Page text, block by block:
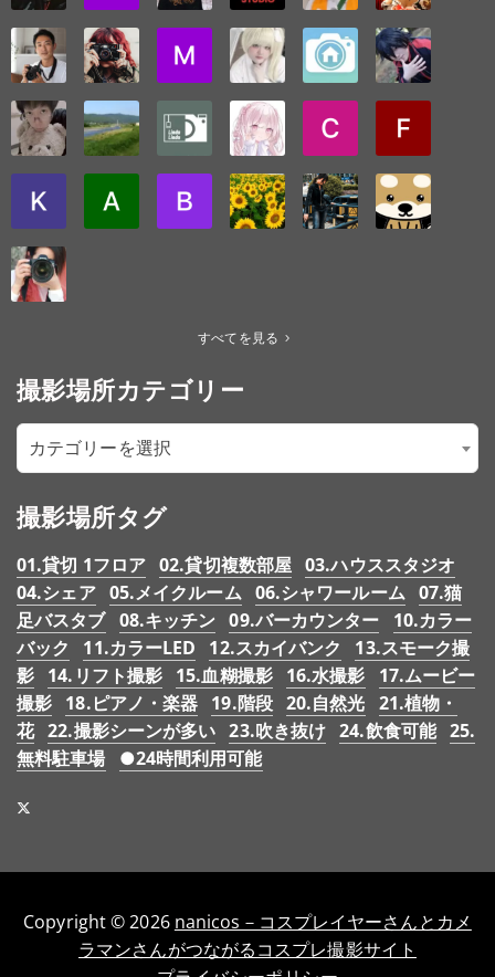
すべてを見る
撮影場所カテゴリー
カテゴリーを選択
撮影場所タグ
01.貸切 1フロア 02.貸切複数部屋 03.ハウススタジオ
04.シェア 05.メイクルーム 06.シャワールーム 07.猫
足バスタブ 08.キッチン 09.バーカウンター
10.カラー
バック
11.カラーLED 12.スカイバンク
13.スモーク撮
影 14.リフト撮影 15.血糊撮影 16.水撮影
17.ムービー
撮影 18.ピアノ・楽器 19.階段 20.自然光 21.植物・
花 22.撮影シーンが多い 23.吹き抜け 24.飲食可能 25.
無料駐車場
●24時間利用可能
Copyright © 2026 nanicos－コスプレイヤーさんとカメ
ラマンさんがつながるコスプレ撮影サイト